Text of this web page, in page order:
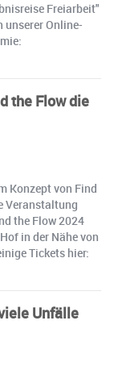
Freiarbeit"
unserer Online-
the Flow die
Konzept von Find
Veranstaltung
the Flow 2024
in der Nähe von
Tickets hier:
Unfälle